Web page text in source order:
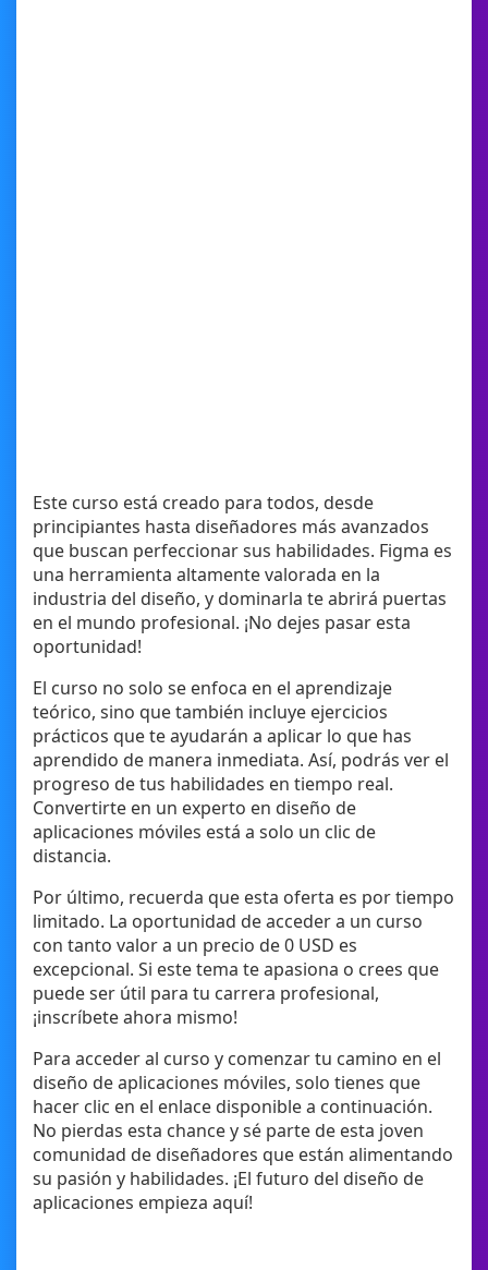
Este curso está creado para todos, desde
principiantes hasta diseñadores más avanzados
que buscan perfeccionar sus habilidades. Figma es
una herramienta altamente valorada en la
industria del diseño, y dominarla te abrirá puertas
en el mundo profesional. ¡No dejes pasar esta
oportunidad!
El curso no solo se enfoca en el aprendizaje
teórico, sino que también incluye ejercicios
prácticos que te ayudarán a aplicar lo que has
aprendido de manera inmediata. Así, podrás ver el
progreso de tus habilidades en tiempo real.
Convertirte en un experto en diseño de
aplicaciones móviles está a solo un clic de
distancia.
Por último, recuerda que esta oferta es por tiempo
limitado. La oportunidad de acceder a un curso
con tanto valor a un precio de 0 USD es
excepcional. Si este tema te apasiona o crees que
puede ser útil para tu carrera profesional,
¡inscríbete ahora mismo!
Para acceder al curso y comenzar tu camino en el
diseño de aplicaciones móviles, solo tienes que
hacer clic en el enlace disponible a continuación.
No pierdas esta chance y sé parte de esta joven
comunidad de diseñadores que están alimentando
su pasión y habilidades. ¡El futuro del diseño de
aplicaciones empieza aquí!